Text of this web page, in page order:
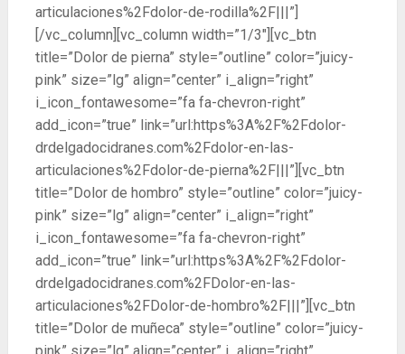
articulaciones%2Fdolor-de-rodilla%2F|||”]
[/vc_column][vc_column width=”1/3″][vc_btn
title=”Dolor de pierna” style=”outline” color=”juicy-
pink” size=”lg” align=”center” i_align=”right”
i_icon_fontawesome=”fa fa-chevron-right”
add_icon=”true” link=”url:https%3A%2F%2Fdolor-
drdelgadocidranes.com%2Fdolor-en-las-
articulaciones%2Fdolor-de-pierna%2F|||”][vc_btn
title=”Dolor de hombro” style=”outline” color=”juicy-
pink” size=”lg” align=”center” i_align=”right”
i_icon_fontawesome=”fa fa-chevron-right”
add_icon=”true” link=”url:https%3A%2F%2Fdolor-
drdelgadocidranes.com%2FDolor-en-las-
articulaciones%2FDolor-de-hombro%2F|||”][vc_btn
title=”Dolor de muñeca” style=”outline” color=”juicy-